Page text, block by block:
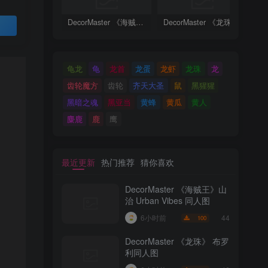
DecorMaster 《海贼王》山治 Urban Vibes 同人图
龟龙 龟 龙首 龙蛋 龙虾 龙珠
龙
齿轮魔方
齿轮 齐天大圣 鼠
黑猩猩
黑暗之魂
黑亚当 黄蜂 黄瓜
黄人
麋鹿
鹿 鹰
最近更新 热门推荐 猜你喜欢
DecorMaster 《海贼王》山
治 Urban Vibes 同人图
6小时前 100 44
DecorMaster 《龙珠》 布罗
利同人图